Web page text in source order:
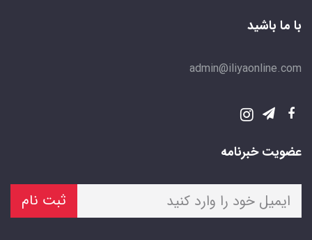
با ما باشید
admin@iliyaonline.com
عضویت خبرنامه
ثبت نام